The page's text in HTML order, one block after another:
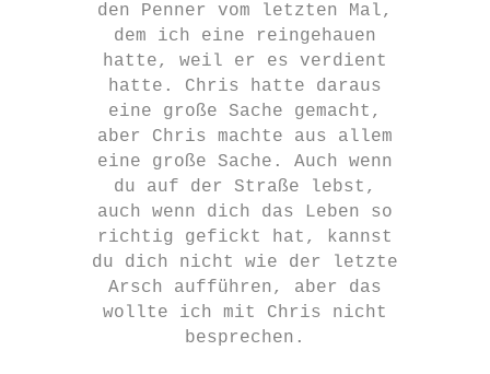
den Penner vom letzten Mal,
dem ich eine reingehauen
hatte, weil er es verdient
hatte. Chris hatte daraus
eine große Sache gemacht,
aber Chris machte aus allem
eine große Sache. Auch wenn
du auf der Straße lebst,
auch wenn dich das Leben so
richtig gefickt hat, kannst
du dich nicht wie der letzte
Arsch aufführen, aber das
wollte ich mit Chris nicht
besprechen.